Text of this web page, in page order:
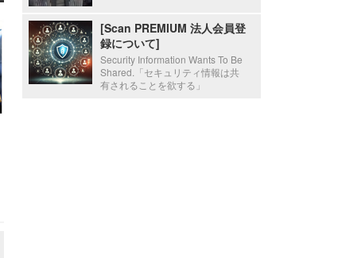
[Scan PREMIUM 法人会員登
録について]
Security Information Wants To Be
Shared.「セキュリティ情報は共
有されることを欲する」